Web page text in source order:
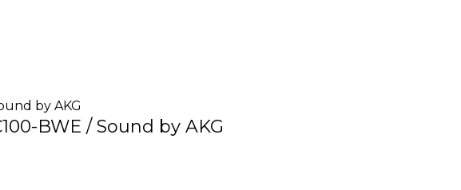
BWE / Sound by AKG